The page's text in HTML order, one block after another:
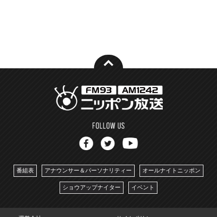
番組表 アナウンサー＆パーソナリティー オールナイトニッポン
ショウアップナイター イベント